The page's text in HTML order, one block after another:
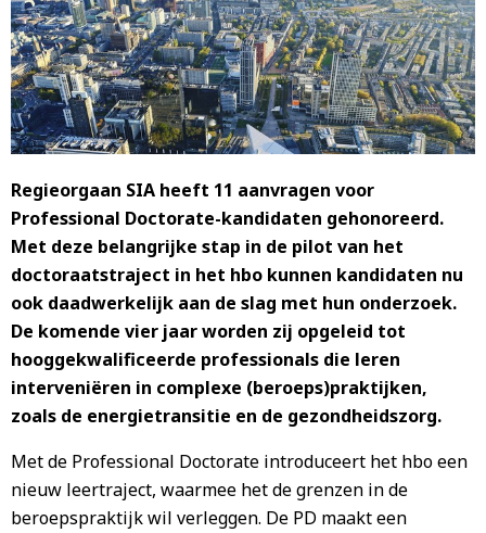
Regieorgaan SIA heeft 11 aanvragen voor
Professional Doctorate-kandidaten gehonoreerd.
Met deze belangrijke stap in de pilot van het
doctoraatstraject in het hbo kunnen kandidaten nu
ook daadwerkelijk aan de slag met hun onderzoek.
De komende vier jaar worden zij opgeleid tot
hooggekwalificeerde professionals die leren
interveniëren in complexe (beroeps)praktijken,
zoals de energietransitie en de gezondheidszorg.
Met de Professional Doctorate introduceert het hbo een
nieuw leertraject, waarmee het de grenzen in de
beroepspraktijk wil verleggen. De PD maakt een